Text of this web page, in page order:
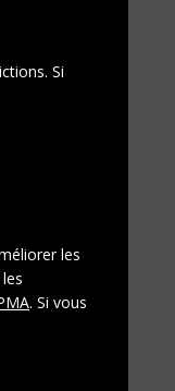
Si
les
. Si vous